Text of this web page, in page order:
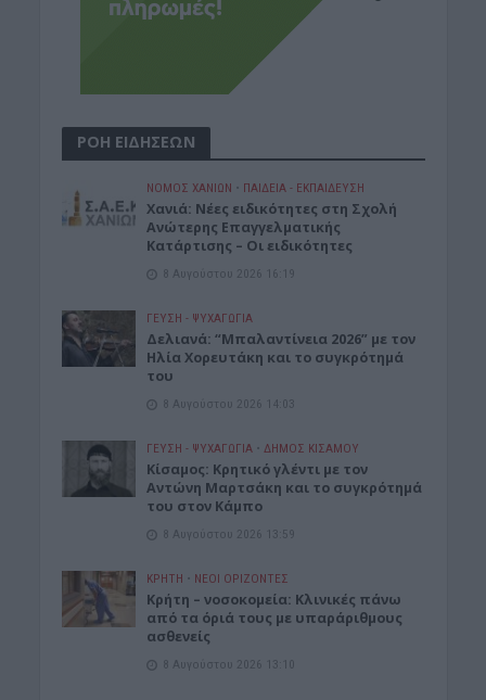
ΡΟΗ ΕΙΔΗΣΕΩΝ
ΝΟΜΌΣ ΧΑΝΊΩΝ • ΠΑΙΔΕΙΑ - ΕΚΠΑΙΔΕΥΣΗ
Χανιά: Νέες ειδικότητες στη Σχολή
Ανώτερης Επαγγελματικής
Κατάρτισης – Οι ειδικότητες
8 Αυγούστου 2026 16:19
ΓΕΎΣΗ - ΨΥΧΑΓΩΓΊΑ
Δελιανά: “Μπαλαντίνεια 2026” με τον
Ηλία Χορευτάκη και το συγκρότημά
του
8 Αυγούστου 2026 14:03
ΓΕΎΣΗ - ΨΥΧΑΓΩΓΊΑ • ΔΉΜΟΣ ΚΙΣΆΜΟΥ
Kίσαμος: Κρητικό γλέντι με τον
Αντώνη Μαρτσάκη και το συγκρότημά
του στον Κάμπο
8 Αυγούστου 2026 13:59
ΚΡΗΤΗ • ΝΕΟΙ ΟΡΙΖΟΝΤΕΣ
Κρήτη – νοσοκομεία: Κλινικές πάνω
από τα όριά τους με υπαράριθμους
ασθενείς
8 Αυγούστου 2026 13:10